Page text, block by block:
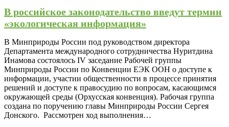
В российское законодательство введут термин
«экологическая информация»
В Минприроды России под руководством директора
Департамента международного сотрудничества Нуритдина
Инамова состоялось IV заседание Рабочей группы
Минприроды России по Конвенции ЕЭК ООН о доступе к
информации, участии общественности в процессе принятия
решений и доступе к правосудию по вопросам, касающимся
окружающей среды (Орхусская конвенция). Рабочая группа
создана по поручению главы Минприроды России Сергея
Донского. Рассмотрен ход выполнения…